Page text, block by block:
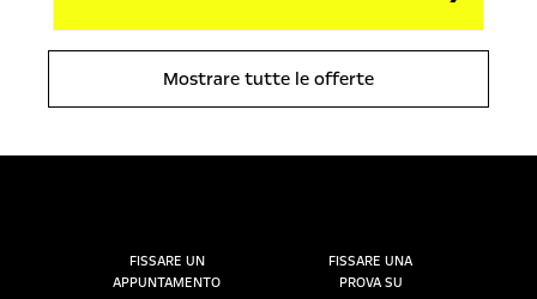
Mostrare tutte le offerte
FISSARE UN
APPUNTAMENTO
FISSARE UNA
PROVA SU